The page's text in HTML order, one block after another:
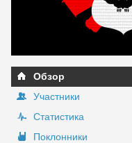
Обзор
Участники
Статистика
Поклонники